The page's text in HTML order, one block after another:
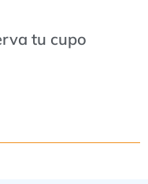
tu cupo